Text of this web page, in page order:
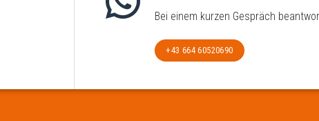
Bei einem kurzen Gespräch
+43 664 60520690